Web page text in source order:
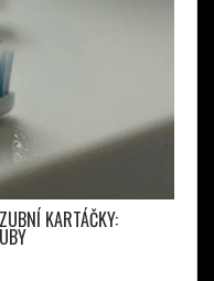
KARTÁČKY: